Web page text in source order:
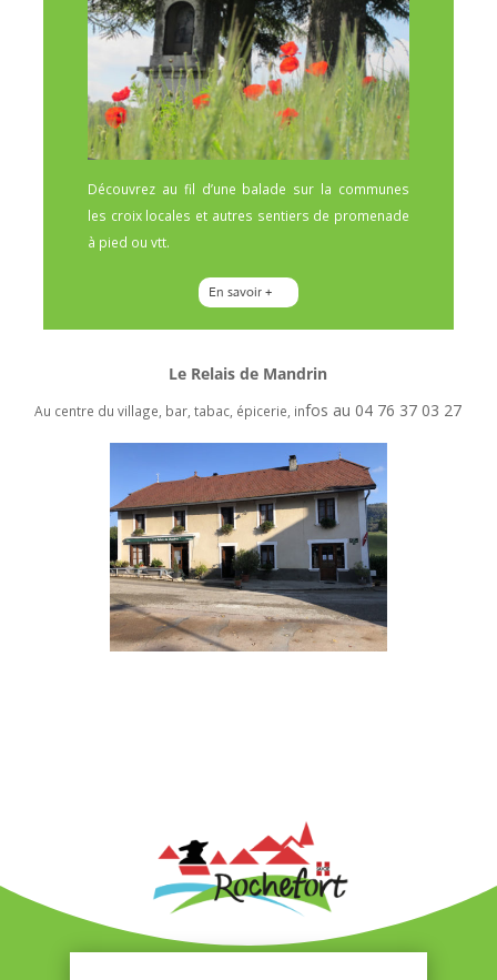
Découvrez au fil d’une balade sur la communes
les croix locales et autres sentiers de promenade
à pied ou vtt.
En savoir +
Le Relais de Mandrin
Au centre du village, bar, tabac, épicerie, infos au 04 76 37 03 27